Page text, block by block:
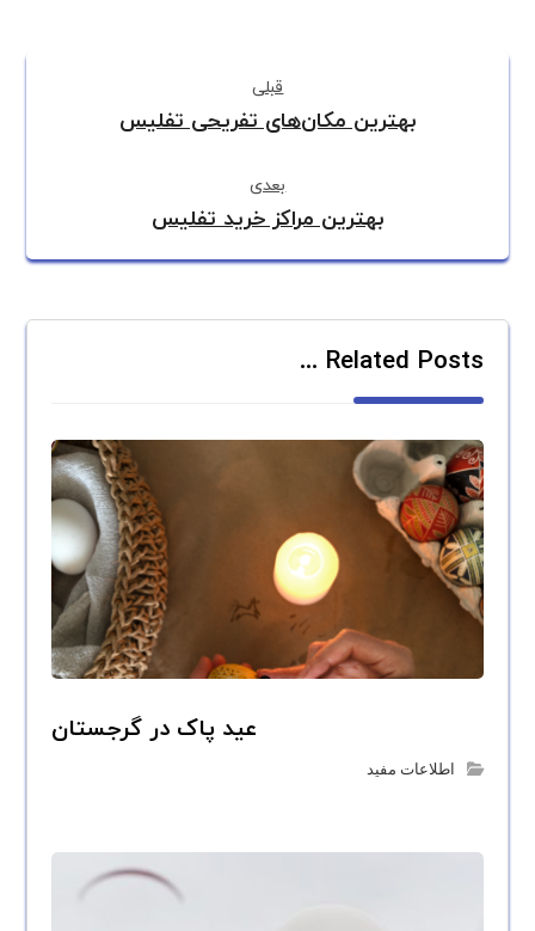
قبلی
بهترین مکان‌های تفریحی تفلیس
بعدی
بهترین مراکز خرید تفلیس
Related Posts ...
عید پاک در گرجستان
اطلاعات مفید